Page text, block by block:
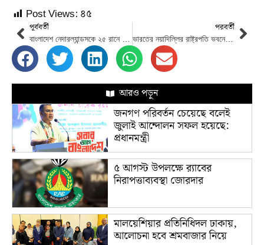
Post Views: ৪৫
পূর্ববর্তী
বাংলাদেশ নেদারল্যান্ডসকে ২৫ রানে হারিয়ে সুপার এইট পর্বে খেলা নিশ্চিত করেছে
পরবর্তী
ভারতের নয়াদিল্লির রাষ্ট্রপতি ভবনে প্রধানমন্ত্রী শেখ হাসিনাকে আনুষ্ঠানিক সংবর্ধনা
আরও পড়ুন
জনগণ পরিবর্তন চেয়েছে বলেই
জুলাই আন্দোলন সফল হয়েছে:
প্রধানমন্ত্রী
৫ আগস্ট উপলক্ষে র‌্যাবের
নিরাপত্তাব্যবস্থা জোরদার
মালয়েশিয়ার প্রতিনিধিদল ঢাকায়,
আলোচনা হবে শ্রমবাজার নিয়ে